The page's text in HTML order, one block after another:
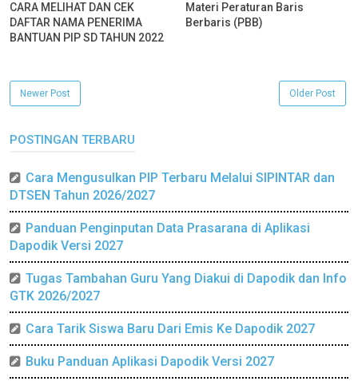
CARA MELIHAT DAN CEK
DAFTAR NAMA PENERIMA
BANTUAN PIP SD TAHUN 2022
Materi Peraturan Baris
Berbaris (PBB)
Newer Post Older Post
POSTINGAN TERBARU
Cara Mengusulkan PIP Terbaru Melalui SIPINTAR dan
DTSEN Tahun 2026/2027
Panduan Penginputan Data Prasarana di Aplikasi
Dapodik Versi 2027
Tugas Tambahan Guru Yang Diakui di Dapodik dan Info
GTK 2026/2027
Cara Tarik Siswa Baru Dari Emis Ke Dapodik 2027
Buku Panduan Aplikasi Dapodik Versi 2027